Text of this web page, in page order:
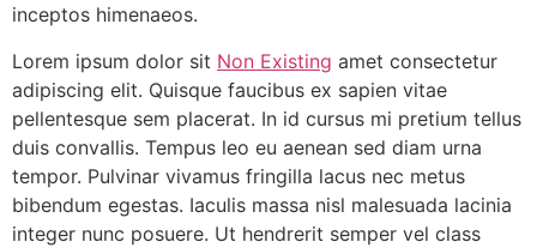
inceptos himenaeos.
Lorem ipsum dolor sit Non Existing amet consectetur
adipiscing elit. Quisque faucibus ex sapien vitae
pellentesque sem placerat. In id cursus mi pretium tellus
duis convallis. Tempus leo eu aenean sed diam urna
tempor. Pulvinar vivamus fringilla lacus nec metus
bibendum egestas. Iaculis massa nisl malesuada lacinia
integer nunc posuere. Ut hendrerit semper vel class